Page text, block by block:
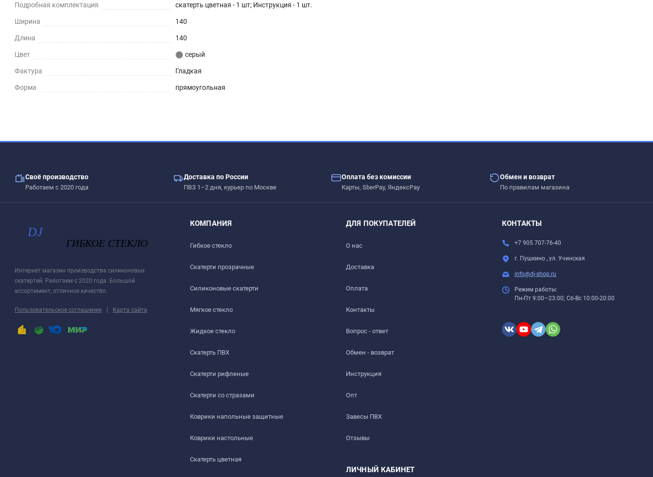
Подробная комплектация скатерть цветная - 1 шт; Инструкция - 1 шт.
Ширина 140
Длина 140
Цвет серый
Фактура Гладкая
Форма прямоугольная
Своё производство
Работаем с 2020 года
Доставка по России
ПВЗ 1–2 дня, курьер по Москве
Оплата без комиссии
Карты, SberPay, ЯндексPay
Обмен и возврат
По правилам магазина
Интернет магазин производства силиконовых
скатертей. Работаем с 2020 года. Большой
ассортимент, отличное качество.
Пользовательское соглашение | Карта сайта
КОМПАНИЯ
Гибкое стекло
Скатерти прозрачные
Силиконовые скатерти
Мягкое стекло
Жидкое стекло
Скатерть ПВХ
Скатерти рифленые
Скатерти со стразами
Коврики напольные защитные
Коврики настольные
Скатерть цветная
ДЛЯ ПОКУПАТЕЛЕЙ
О нас
Доставка​
Оплата
Контакты
Вопрос - ответ
Обмен - возврат
Инструкция
Опт
Завесы ПВХ
Отзывы
ЛИЧНЫЙ КАБИНЕТ
КОНТАКТЫ
+7 905 707-76-40
г. Пушкино , ул. Учинская
info@dj-shop.ru
Режим работы:
Пн-Пт 9:00—23:00; Сб-Вс 10:00-20:00